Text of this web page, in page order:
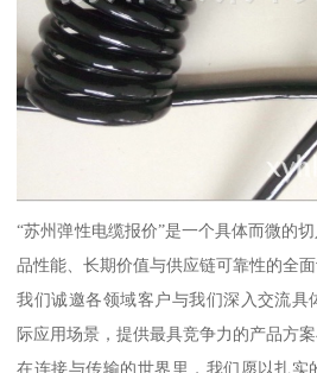
“苏州弹性电缆报价”是一个具体而微的
品性能、长期价值与供应链可靠性的全面
我们诚邀各领域客户与我们深入交流具
际应用场景，提供最具竞争力的产品方案
在连接与传输的世界里，我们愿以扎实